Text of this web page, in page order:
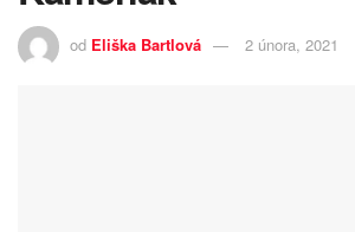
od Eliška Bartlová 2 února, 2021